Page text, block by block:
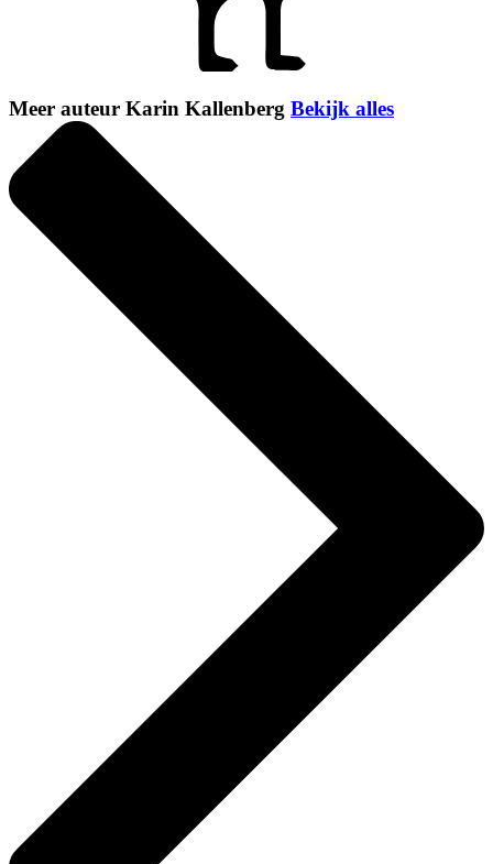
Meer auteur Karin Kallenberg Bekijk alles